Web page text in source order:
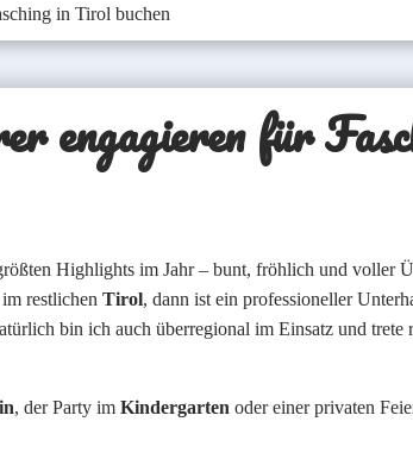
in Tirol buchen
engagieren für
Highlights im Jahr – bunt, fröhlich und voller
restlichen Tirol, dann ist ein professioneller
bin ich auch überregional im Einsatz und trete
, der Party im Kindergarten oder einer privaten